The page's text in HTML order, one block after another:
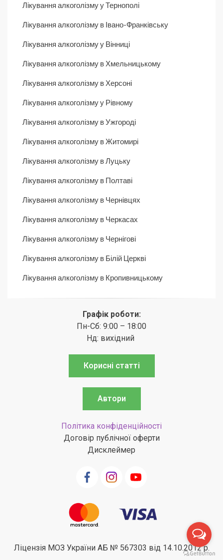
Лікування алкоголізму у Тернополі
Лікування алкоголізму в Івано-Франківську
Лікування алкоголізму у Вінниці
Лікування алкоголізму в Хмельницькому
Лікування алкоголізму в Херсоні
Лікування алкоголізму у Рівному
Лікування алкоголізму в Ужгороді
Лікування алкоголізму в Житомирі
Лікування алкоголізму в Луцьку
Лікування алкоголізму в Полтаві
Лікування алкоголізму в Чернівцях
Лікування алкоголізму в Черкасах
Лікування алкоголізму в Чернігові
Лікування алкоголізму в Білій Церкві
Лікування алкоголізму в Кропивницькому
Графік роботи:
Пн-Сб: 9:00 – 18:00
Нд: вихідний
Корисні статті
Автори
Політика конфіденційності
Договір публічної оферти
Дисклеймер
Ліцензія МОЗ України АБ № 567303 від 14.10.2012 р.